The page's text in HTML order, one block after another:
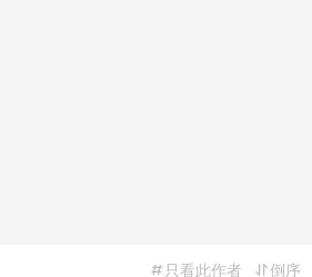
倒序
只看此作者